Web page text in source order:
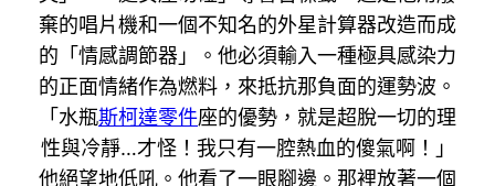
棄的唱片機和一個不知名的外星計算器改造而成
的「情感調節器」。他必須輸入一種極具感染力
的正面情緒作為燃料，來抵抗那負面的運勢波。
「水瓶斯柯達零件座的優勢，就是超脫一切的理
性與冷靜…才怪！我只有一腔熱血的傻氣啊！」
他絕望地低吼。他看了一眼腳邊。那裡放著一個